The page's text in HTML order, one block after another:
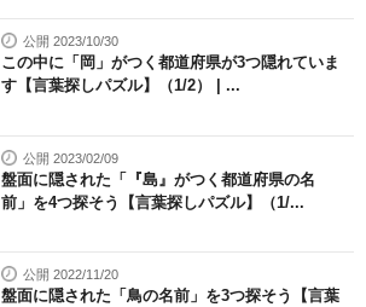
公開 2023/10/30
この中に「岡」がつく都道府県が3つ隠れていま
す【言葉探しパズル】（1/2） | ...
公開 2023/02/09
盤面に隠された「『島』がつく都道府県の名
前」を4つ探そう【言葉探しパズル】（1/...
公開 2022/11/20
盤面に隠された「鳥の名前」を3つ探そう【言葉